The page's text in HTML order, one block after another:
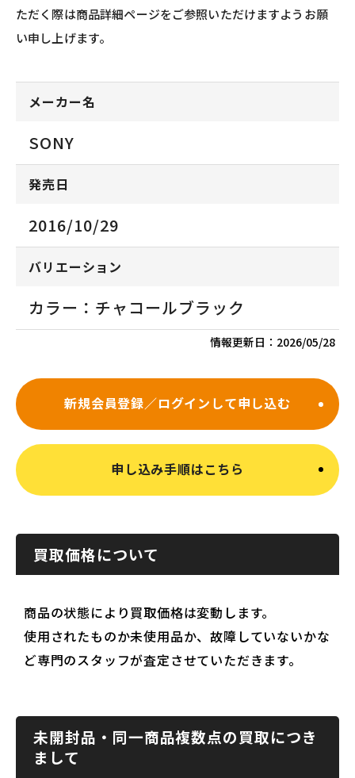
ただく際は商品詳細ページをご参照いただけますようお願
い申し上げます。
メーカー名
SONY
発売日
2016/10/29
バリエーション
カラー：チャコールブラック
情報更新日： 2026/05/28
新規会員登録／ログインして申し込む
申し込み手順はこちら
買取価格について
商品の状態により買取価格は変動します。
使用されたものか未使用品か、故障していないかな
ど専門のスタッフが査定させていただきます。
未開封品・同一商品複数点の買取につき
まして